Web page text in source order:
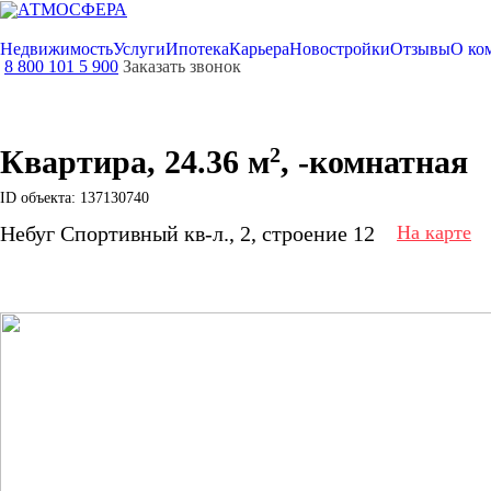
НедвижимостьУслугиИпотекаКарьераНовостройкиОтзывыО
8 800 101 5 900 Заказать звонок
Квартира, 24.36 м2, -комнатная
ID объекта: 137130740
Небуг Спортивный кв-л., 2, строение 12 На карте